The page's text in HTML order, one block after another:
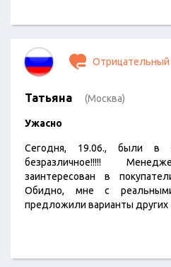
и везде, главное
Отрицательный
Татьяна (Москва)
Ужасно
Сегодня, 19.06., были в
безразличное!!!!!
заинтересован в
Обидно, мне с
предложили варианты других